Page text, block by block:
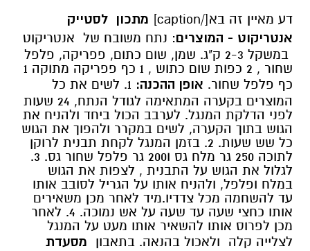
דע מאיין זה בא[/caption]
מתכון לסטייק
אנטריקוט - המוצרים: נתח משובח של אנטריקוט
במשקל 2-3 ק"ג. שמן, שום כתום, פפריקה, פלפל
שחור , 2 כפות שום כתוש , 1 כף פפריקה מתוקה 1
כף פלפל שחור. אופן ההכנה:
1. לשים את כל
המוצרים בקערה המתאימה לגודל הנתח, 24 שעות
לפני הדלקת המנגל. לערבב הכול ביחד ולהניח את
הגוש בתוך הקערה, לשים במקרר ולהפוך את הגוש
כל שש שעות. 2. בזמן המנגל לקחת תבנית לרוקן
לתוכה 250 גר מלח גס ו200 גר פלפל שחור גס. 3.
לגלול את הגוש על התבנית , לצפות את הגוש
במלח ופלפל, ולהניח אותו על הגריל לסובב אותו
עד להשחמה מכל צדדיו.מיד לאחר מכן משאירים
אותו כחצי שעה עד שעה על אש נמוכה. 4. לאחר
מכן לפרוס אותו להשאיר אותו מעט על המנגל
לצלייה קלה ולאכול בהנאה. בתאבון
מסעדת